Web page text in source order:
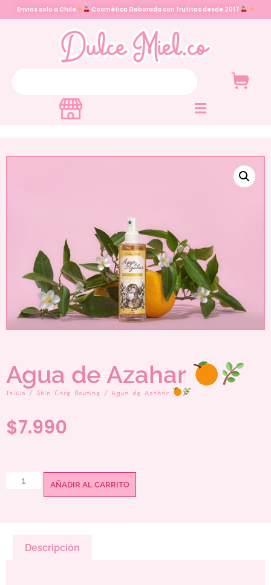
Envios solo a Chile Cosmética Elaborada con frutitas desde 2017
Agua de Azahar
Inicio / Skin Care Routine / Agua de Azahar
$7.990
AÑADIR AL CARRITO
Descripción